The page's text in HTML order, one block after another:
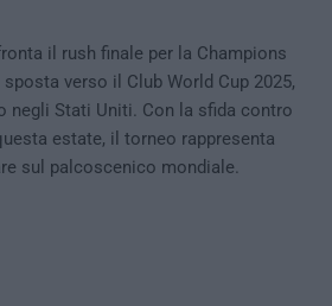
il rush finale per la Champions
sposta verso il Club World Cup 2025,
negli Stati Uniti. Con la sfida contro
estate, il torneo rappresenta
sul palcoscenico mondiale.